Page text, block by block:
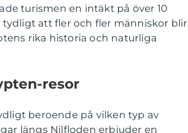
turismen en intäkt på över 10
tydligt att fler och fler människor blir
rika historia och naturliga
resor
beroende på vilken typ av
längs Nilfloden erbjuder en